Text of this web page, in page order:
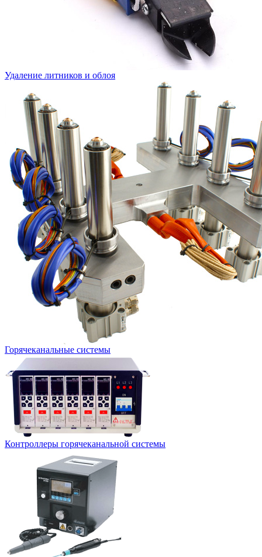
Удаление литников и облоя
Горячеканальные системы
Контроллеры горячеканальной системы